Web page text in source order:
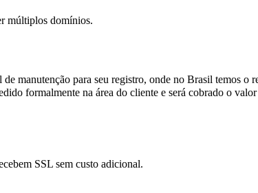
múltiplos domínios.
manutenção para seu registro, onde no Brasil temos o
formalmente na área do cliente e será cobrado o
SSL sem custo adicional.